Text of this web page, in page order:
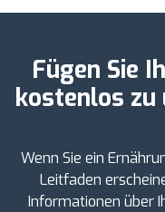
Fügen Sie
kostenlos zu
Wenn Sie ein
Leitfaden
Informationen über